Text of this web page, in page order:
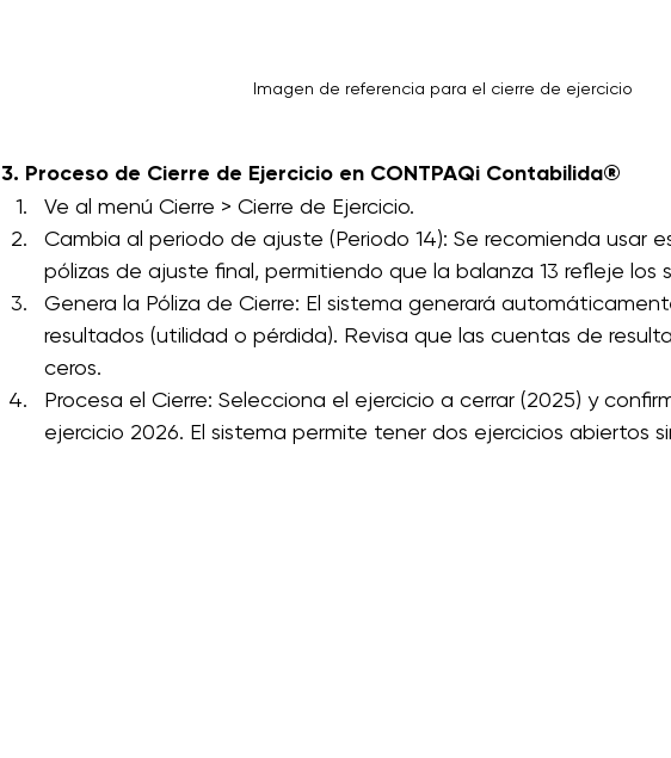
Imagen de referencia para el cierre de ejercicio
3. Proceso de Cierre de Ejercicio en CONTPAQi Contabilida®
Ve al menú Cierre > Cierre de Ejercicio.
Cambia al periodo de ajuste (Periodo 14): Se recomienda usar
pólizas de ajuste final, permitiendo que la balanza 13 refleje los
Genera la Póliza de Cierre: El sistema generará
resultados (utilidad o pérdida). Revisa que las cuentas de
ceros.
Procesa el Cierre: Selecciona el ejercicio a cerrar (2025) y
ejercicio 2026. El sistema permite tener dos ejercicios abiertos